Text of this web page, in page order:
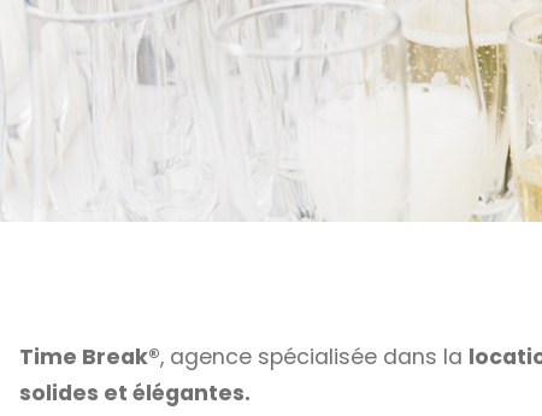
Time Break®, agence spécialisée dans la
solides et élégantes.